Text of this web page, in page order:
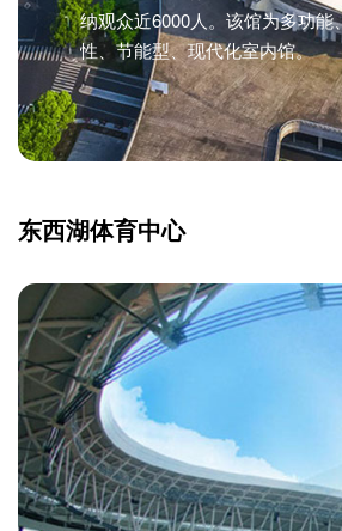
纳观众近6000人。该馆为多功能
性、节能型、现代化室内馆。
东西湖体育中心